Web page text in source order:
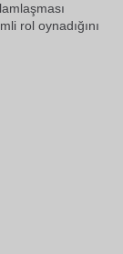
rol oynadığını